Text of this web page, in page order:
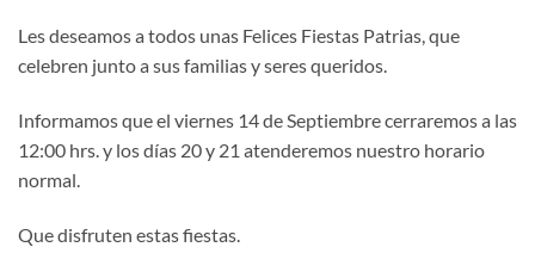
Les deseamos a todos unas Felices Fiestas Patrias, que
celebren junto a sus familias y seres queridos.
Informamos que el viernes 14 de Septiembre cerraremos a las
12:00 hrs. y los días 20 y 21 atenderemos nuestro horario
normal.
Que disfruten estas fiestas.